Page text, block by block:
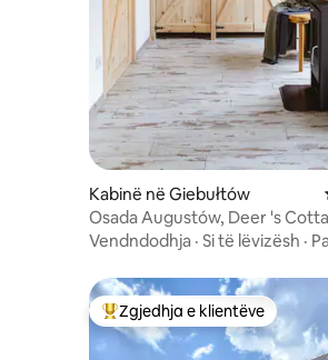
Kabinë në Giebułtów
Osada Augustów, Deer 's
Vendndodhja · Si të lëvizësh ·
Më të mirat e zgjedhjeve të
Zgjedhja e klientëve